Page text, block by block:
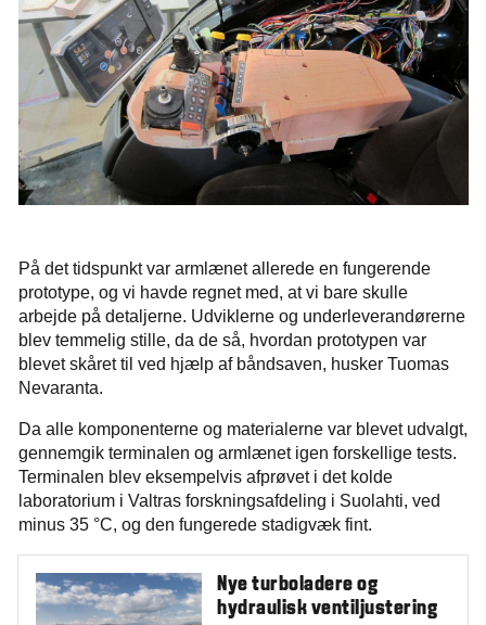
På det tidspunkt var armlænet allerede en fungerende
prototype, og vi havde regnet med, at vi bare skulle
arbejde på detaljerne. Udviklerne og underleverandørerne
blev temmelig stille, da de så, hvordan prototypen var
blevet skåret til ved hjælp af båndsaven, husker Tuomas
Nevaranta.
Da alle komponenterne og materialerne var blevet udvalgt,
gennemgik terminalen og armlænet igen forskellige tests.
Terminalen blev eksempelvis afprøvet i det kolde
laboratorium i Valtras forskningsafdeling i Suolahti, ved
minus 35 °C, og den fungerede stadigvæk fint.
Nye turboladere og
hydraulisk ventiljustering